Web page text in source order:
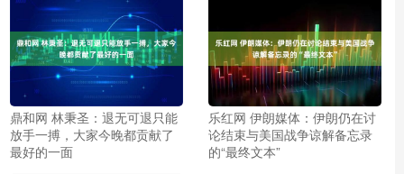
鼎和网 林秉圣：退无可退只能
放手一搏，大家今晚都贡献了
最好的一面
乐红网 伊朗媒体：伊朗仍在讨
论结束与美国战争谅解备忘录
的“最终文本”